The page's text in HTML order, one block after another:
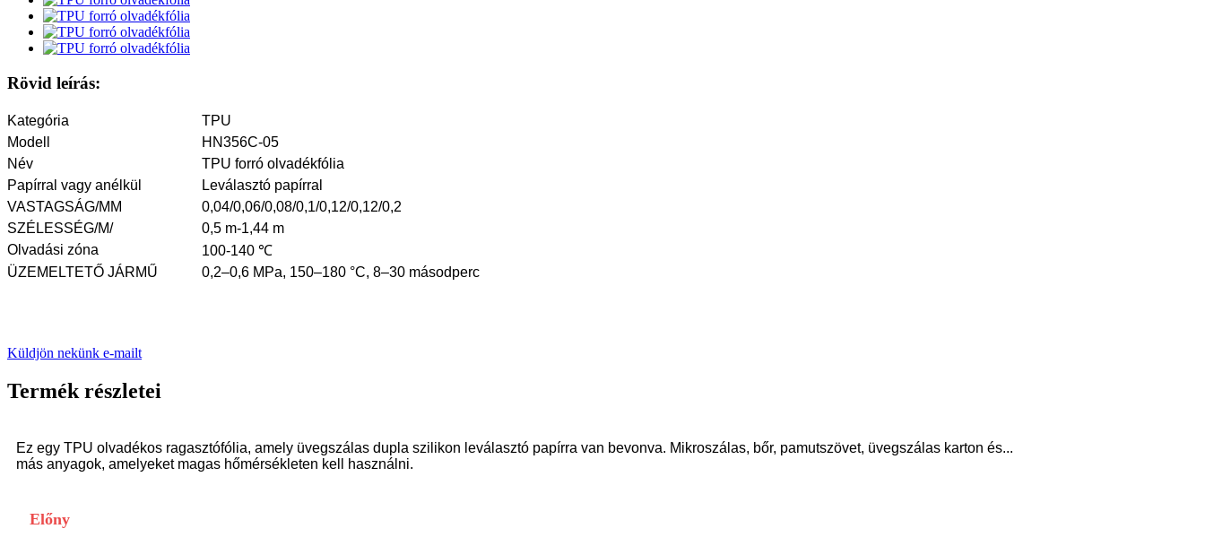
Rövid leírás:
Kategória
TPU
Modell
HN356C-05
Név
TPU forró olvadékfólia
Papírral vagy anélkül
Leválasztó papírral
VASTAGSÁG/MM
0,04/0,06/0,08/0,1/0,12/0,12/0,2
SZÉLESSÉG/M/
0,5 m-1,44 m
Olvadási zóna
100-140 ℃
ÜZEMELTETŐ JÁRMŰ
0,2–0,6 MPa, 150–180 °C, 8–30 másodperc
Küldjön nekünk e-mailt
Termék részletei
Ez egy TPU olvadékos ragasztófólia, amely üvegszálas dupla szilikon leválasztó papírra van bevonva. Mikroszálas, bőr, pamutszövet, üvegszálas karton és...
más anyagok, amelyeket magas hőmérsékleten kell használni.
Előny